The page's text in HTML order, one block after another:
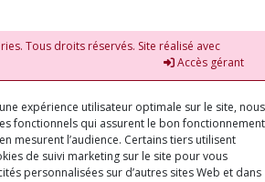
Tous droits réservés. Site réalisé avec
Accès gérant
expérience utilisateur optimale sur le site, nous
fonctionnels qui assurent le bon fonctionnement
mesurent l’audience. Certains tiers utilisent
de suivi marketing sur le site pour vous
personnalisées sur d’autres sites Web et dans